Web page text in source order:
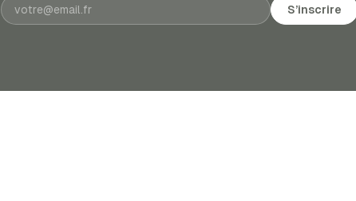
Adresse e-mail S’inscrire